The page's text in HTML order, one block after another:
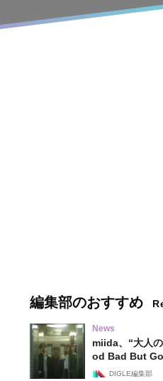
編集部のおすすめ
News
miida、“大人
od Bad But
DIGLE編集部